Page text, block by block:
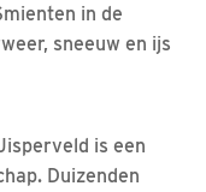
in de
sneeuw en ijs
is een
Duizenden